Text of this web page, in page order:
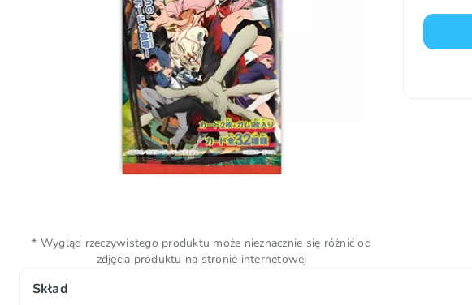
Skład
* Wygląd rzeczywistego produktu może nieznacznie się różnić od
zdjęcia produktu na stronie internetowej